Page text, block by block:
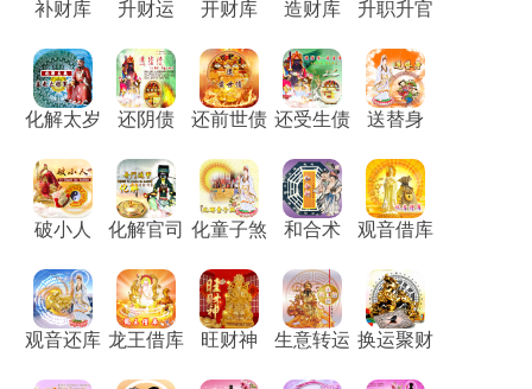
补财库 升财运 开财库 造财库 升职升官
化解太岁 还阴债 还前世债 还受生债 送替身
破小人 化解官司 化童子煞 和合术 观音借库
观音还库 龙王借库 旺财神 生意转运 换运聚财